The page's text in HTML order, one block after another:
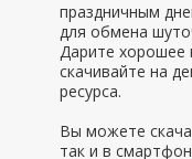
праздничным
для обмена
Дарите хорошее
скачивайте на
ресурса.
Вы можете
так и в